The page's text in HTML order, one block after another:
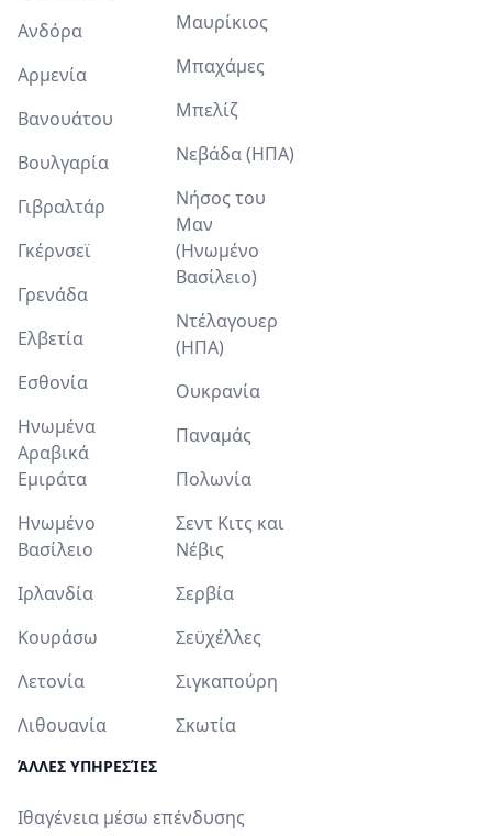
Ανδόρα
Αρμενία
Βανουάτου
Βουλγαρία
Γιβραλτάρ
Γκέρνσεϊ
Γρενάδα
Ελβετία
Εσθονία
Ηνωμένα
Αραβικά
Εμιράτα
Ηνωμένο
Βασίλειο
Ιρλανδία
Κουράσω
Λετονία
Λιθουανία
Μαυρίκιος
Μπαχάμες
Μπελίζ
Νεβάδα (ΗΠΑ)
Νήσος του
Μαν
(Ηνωμένο
Βασίλειο)
Ντέλαγουερ
(ΗΠΑ)
Ουκρανία
Παναμάς
Πολωνία
Σεντ Κιτς και
Νέβις
Σερβία
Σεϋχέλλες
Σιγκαπούρη
Σκωτία
ΆΛΛΕΣ ΥΠΗΡΕΣΊΕΣ
Ιθαγένεια μέσω επένδυσης